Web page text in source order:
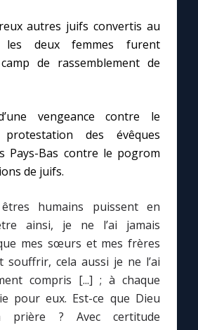
autres juifs convertis au
les deux femmes furent
de rassemblement de
vengeance contre le
des évêques
Pays-Bas contre le pogrom
de juifs.
humains puissent en
ainsi, je ne l’ai jamais
mes sœurs et mes frères
souffrir, cela aussi je ne l’ai
compris [...] ; à chaque
pour eux. Est-ce que Dieu
prière ? Avec certitude